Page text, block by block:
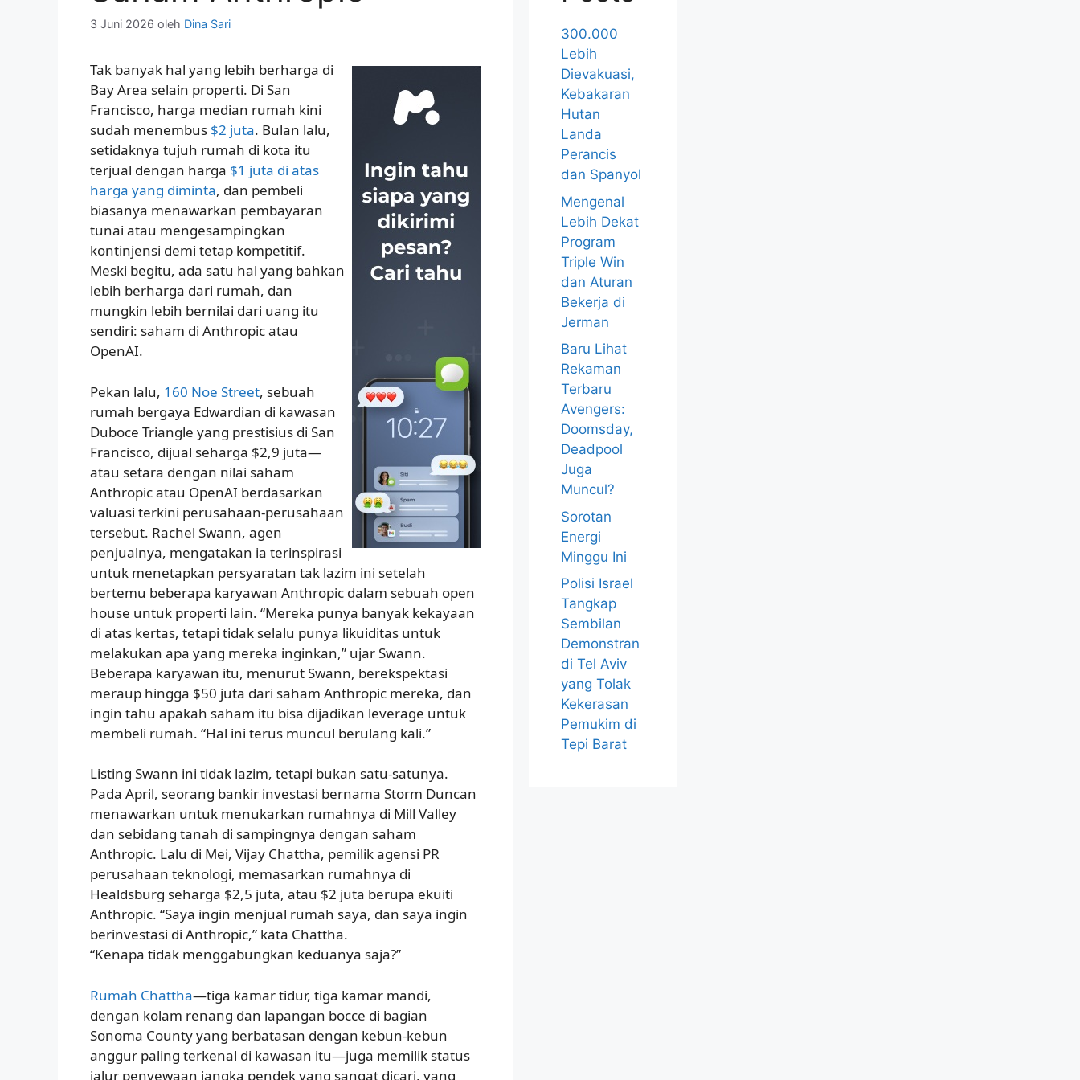
3 Juni 2026 oleh Dina Sari
Tak banyak hal yang lebih berharga di
Bay Area selain properti. Di San
Francisco, harga median rumah kini
sudah menembus $2 juta. Bulan lalu,
setidaknya tujuh rumah di kota itu
terjual dengan harga $1 juta di atas
harga yang diminta, dan pembeli
biasanya menawarkan pembayaran
tunai atau mengesampingkan
kontinjensi demi tetap kompetitif.
Meski begitu, ada satu hal yang bahkan
lebih berharga dari rumah, dan
mungkin lebih bernilai dari uang itu
sendiri: saham di Anthropic atau
OpenAI.
Pekan lalu, 160 Noe Street, sebuah
rumah bergaya Edwardian di kawasan
Duboce Triangle yang prestisius di San
Francisco, dijual seharga $2,9 juta—
atau setara dengan nilai saham
Anthropic atau OpenAI berdasarkan
valuasi terkini perusahaan-perusahaan
tersebut. Rachel Swann, agen
penjualnya, mengatakan ia terinspirasi
untuk menetapkan persyaratan tak lazim ini setelah
bertemu beberapa karyawan Anthropic dalam sebuah open
house untuk properti lain. “Mereka punya banyak kekayaan
di atas kertas, tetapi tidak selalu punya likuiditas untuk
melakukan apa yang mereka inginkan,” ujar Swann.
Beberapa karyawan itu, menurut Swann, berekspektasi
meraup hingga $50 juta dari saham Anthropic mereka, dan
ingin tahu apakah saham itu bisa dijadikan leverage untuk
membeli rumah. “Hal ini terus muncul berulang kali.”
Listing Swann ini tidak lazim, tetapi bukan satu-satunya.
Pada April, seorang bankir investasi bernama Storm Duncan
menawarkan untuk menukarkan rumahnya di Mill Valley
dan sebidang tanah di sampingnya dengan saham
Anthropic. Lalu di Mei, Vijay Chattha, pemilik agensi PR
perusahaan teknologi, memasarkan rumahnya di
Healdsburg seharga $2,5 juta, atau $2 juta berupa ekuiti
Anthropic. “Saya ingin menjual rumah saya, dan saya ingin
berinvestasi di Anthropic,” kata Chattha.
“Kenapa tidak menggabungkan keduanya saja?”
Rumah Chattha—tiga kamar tidur, tiga kamar mandi,
dengan kolam renang dan lapangan bocce di bagian
Sonoma County yang berbatasan dengan kebun-kebun
anggur paling terkenal di kawasan itu—juga memilik status
jalur penyewaan jangka pendek yang sangat dicari, yang
300.000
Lebih
Dievakuasi,
Kebakaran
Hutan
Landa
Perancis
dan Spanyol
Mengenal
Lebih Dekat
Program
Triple Win
dan Aturan
Bekerja di
Jerman
Baru Lihat
Rekaman
Terbaru
Avengers:
Doomsday,
Deadpool
Juga
Muncul?
Sorotan
Energi
Minggu Ini
Polisi Israel
Tangkap
Sembilan
Demonstran
di Tel Aviv
yang Tolak
Kekerasan
Pemukim di
Tepi Barat